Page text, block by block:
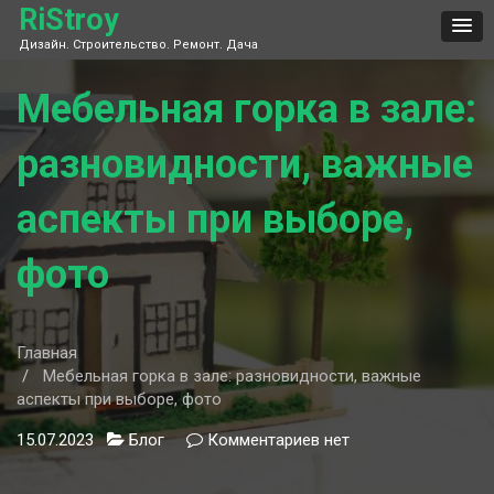
Skip
content
RiStroy
Дизайн. Строительство. Ремонт. Дача
Мебельная горка в зале:
разновидности, важные
аспекты при выборе,
фото
Главная
Мебельная горка в зале: разновидности, важные
аспекты при выборе, фото
15.07.2023 Блог Комментариев кнет